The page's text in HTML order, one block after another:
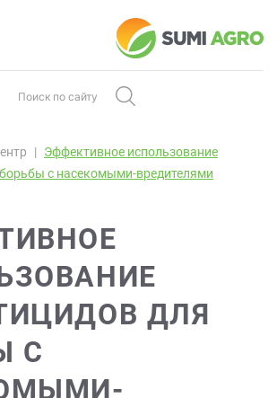
Эффективное использование
с насекомыми-вредителями
ДЛЯ
С